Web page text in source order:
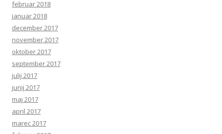
februar 2018
januar 2018
december 2017
november 2017
oktober 2017
september 2017
julij 2017
junij 2017
maj 2017
april 2017
marec 2017